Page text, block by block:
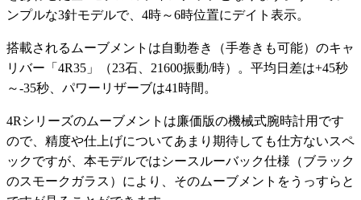
ンプルな3針モデルで、4時～6時位置にデイト表示。
搭載されるムーブメントは自動巻き（手巻きも可能）のキャ
リバー「4R35」（23石、21600振動/時）。平均日差は+45秒
～-35秒、パワーリザーブは41時間。
4Rシリーズのムーブメントは廉価版の機械式腕時計用です
ので、精度や仕上げについてあまり期待しても仕方ないスペ
ックですが、本モデルではシースルーバック仕様（ブラック
のスモークガラス）により、そのムーブメントをうっすらと